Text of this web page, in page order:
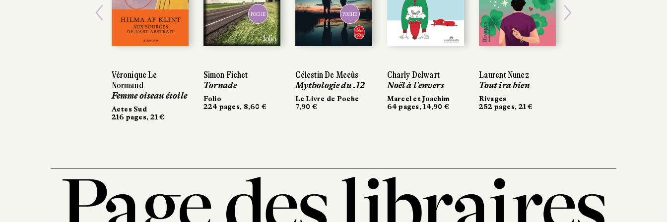
Véronique Le
Normand
Femme oiseau étoile
Actes Sud
216 pages, 21 €
POCHE
Simon Fichet
Tornade
Folio
224 pages, 8,60 €
POCHE
Célestin De Meeûs
Mythologie du .12
Le Livre de Poche
7,90 €
Charly Delwart
Noël à l'envers
Marcel et Joachim
64 pages, 14,90 €
Laurent Nunez
Tout ira bien
Rivages
252 pages, 21 €
Previous